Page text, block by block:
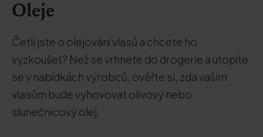
Oleje
Četli jste o olejování vlasů a chcete ho
vyzkoušet? Než se vrhnete do drogerie a utopíte
se v nabídkách výrobců, ověřte si, zda vašim
vlasům bude vyhovovat olivový nebo
slunečnicový olej.